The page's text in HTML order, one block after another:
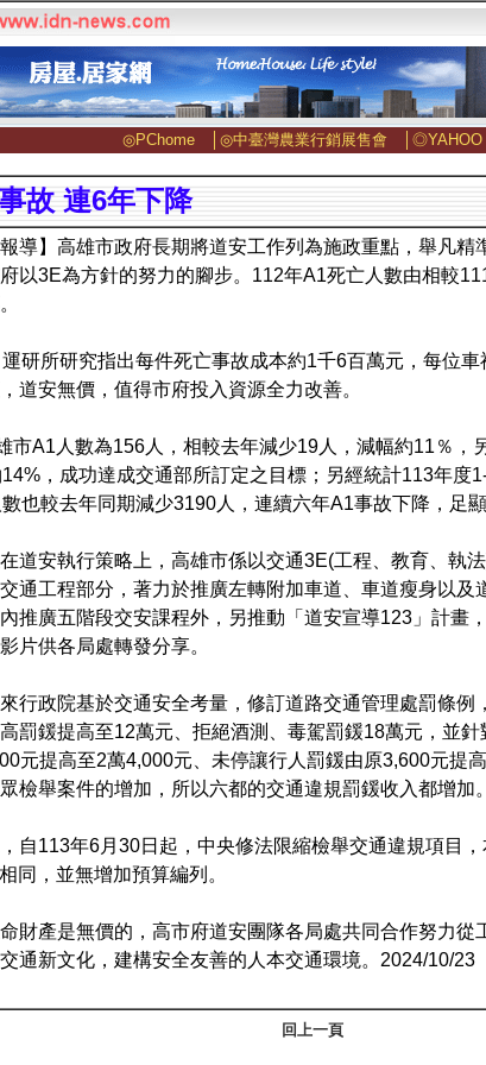
◎PChome│ ◎中臺灣農業行銷展售會 ◎YAHOO
故 連6年下降
報導】高雄市政府長期將道安工作列為施政重點，舉凡
以3E為方針的努力的腳步。112年A1死亡人數由相較
研所研究指出每件死亡事故成本約1千6百萬元，每位
道安無價，值得市府投入資源全力改善。
市A1人數為156人，相較去年減少19人，減幅約11％，
，成功達成交通部所訂定之目標；另經統計113年度
也較去年同期減少3190人，連續六年A1事故下降，足
道安執行策略上，高雄市係以交通3E(工程、教育、執
通工程部分，著力於推廣左轉附加車道、車道瘦身以及
推廣五階段交安課程外，另推動「道安宣導123」計畫
片供各局處轉發分享。
行政院基於交通安全考量，修訂道路交通管理處罰條例
罰鍰提高至12萬元、拒絕酒測、毒駕罰鍰18萬元，並
元提高至2萬4,000元、未停讓行人罰鍰由原3,600元提
檢舉案件的增加，所以六都的交通違規罰鍰收入都增加。
自113年6月30日起，中央修法限縮檢舉交通違規項目
同，並無增加預算編列。
財產是無價的，高市府道安團隊各局處共同合作努力從
通新文化，建構安全友善的人本交通環境。2024/10/23
回上一頁